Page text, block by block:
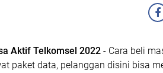
Aktif Telkomsel 2022 - Cara beli
paket data, pelanggan disini bisa